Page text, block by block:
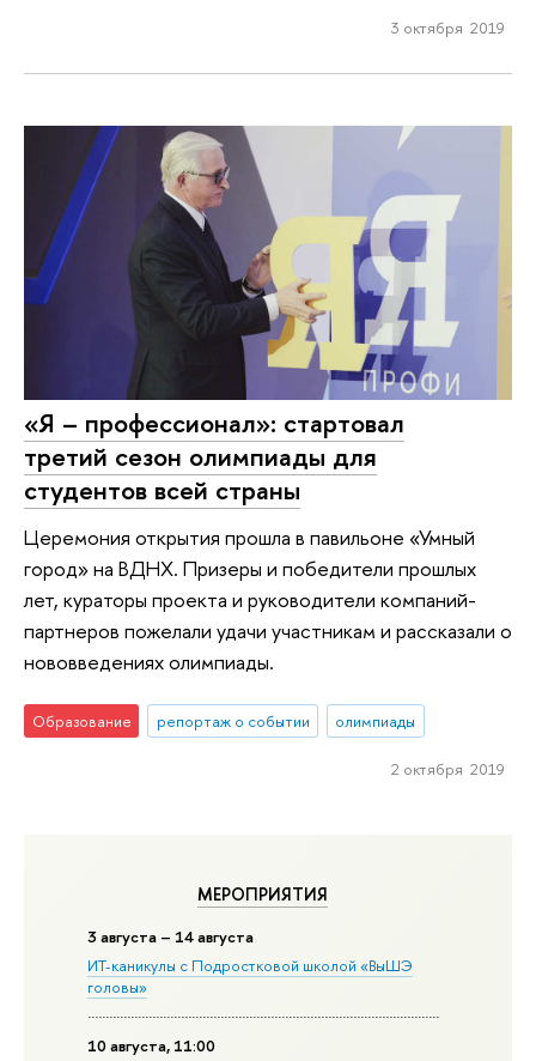
МЕРОПРИЯТИЯ
3 августа – 14 августа
ИТ-каникулы с Подростковой школой «ВыШЭ
головы»
10 августа, 11:00
3 октября 2019
«Я – профессионал»: стартовал
третий сезон олимпиады для
студентов всей страны
Церемония открытия прошла в павильоне «Умный
город» на ВДНХ. Призеры и победители прошлых
лет, кураторы проекта и руководители компаний-
партнеров пожелали удачи участникам и рассказали о
нововведениях олимпиады.
Образование репортаж о событии олимпиады
2 октября 2019